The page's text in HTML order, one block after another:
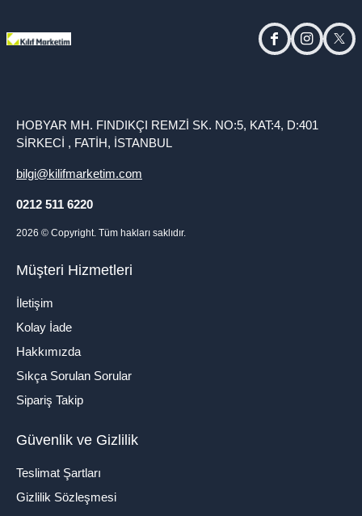
facebookinstagram
HOBYAR MH. FINDIKÇI REMZİ SK. NO:5, KAT:4, D:401
SİRKECİ , FATİH, İSTANBUL
bilgi@kilifmarketim.com
0212 511 6220
2026 © Copyright. Tüm hakları saklıdır.
Müşteri Hizmetleri
İletişim
Kolay İade
Hakkımızda
Sıkça Sorulan Sorular
Sipariş Takip
Güvenlik ve Gizlilik
Teslimat Şartları
Gizlilik Sözleşmesi